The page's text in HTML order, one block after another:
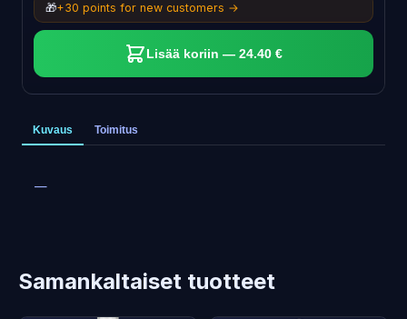
🎁+30 points for new customers →
Lisää koriin — 24.40 €
Kuvaus Toimitus
—
Samankaltaiset tuotteet